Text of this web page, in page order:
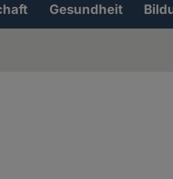
Gesundheit